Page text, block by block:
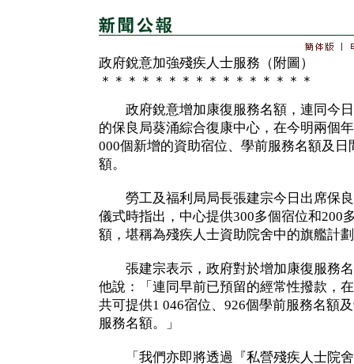
政府銳意加強殘疾人士服務（附圖）
＊＊＊＊＊＊＊＊＊＊＊＊＊＊＊＊
政府銳意增加康復服務名額，連同今日
的保良局葵涌綜合復康中心，在今明兩個
000個新增的資助宿位、學前服務名額及
額。
勞工及福利局局長張建宗今日出席保良
儀式時指出，中心提供300多個宿位和200
額，堪稱為殘疾人士資助院舍中的旗艦計
張建宗表示，政府對於增加康復服務名
他說：「連同早前已預留的經常性撥款，
共可提供1 046宿位、926個學前服務名額
服務名額。」
「我們亦即將透過『私營殘疾人士院舍